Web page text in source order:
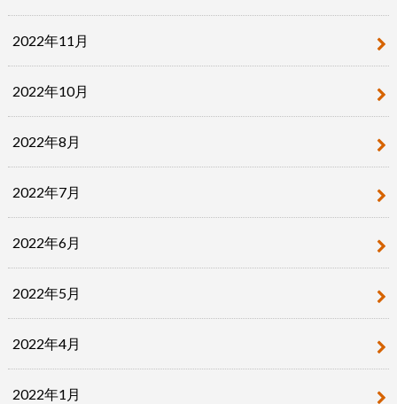
2022年11月
2022年10月
2022年8月
2022年7月
2022年6月
2022年5月
2022年4月
2022年1月